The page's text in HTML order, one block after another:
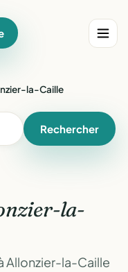
la-Caille
Rechercher
la-
Allonzier-la-Caille